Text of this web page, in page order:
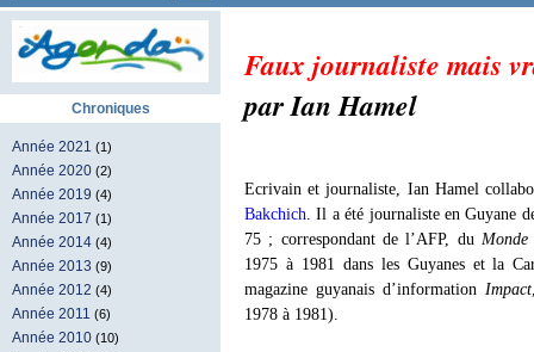
Chroniques
Année 2021 (1)
Année 2020 (2)
Année 2019 (4)
Année 2017 (1)
Année 2014 (4)
Année 2013 (9)
Année 2012 (4)
Année 2011 (6)
Année 2010 (10)
Faux journaliste mais
par Ian Hamel
Ecrivain et journaliste, Ian Hamel
Bakchich . Il a été journaliste en Guyane
75 ; correspondant de l’AFP, du
1975 à 1981 dans les Guyanes et la
magazine guyanais d’information Impact
1978 à 1981).